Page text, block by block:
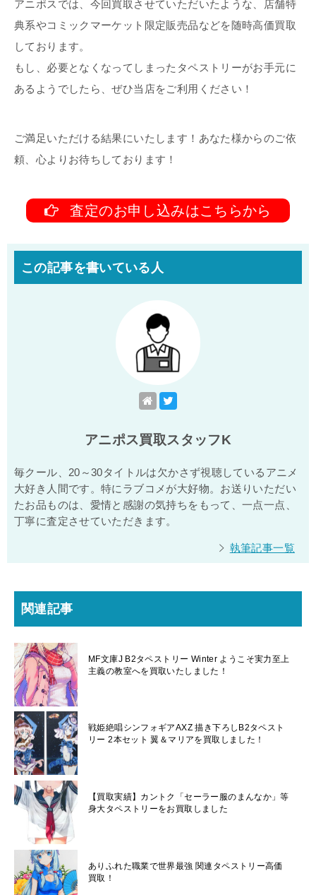
アニポスでは、今回買取させていただいたような、店舗特
典系やコミックマーケット限定販売品などを随時高価買取
しております。
もし、必要となくなってしまったタペストリーがお手元に
あるようでしたら、ぜひ当店をご利用ください！
ご満足いただける結果にいたします！あなた様からのご依
頼、心よりお待ちしております！
査定のお申し込みはこちらから
この記事を書いている人
アニポス買取スタッフK
毎クール、20～30タイトルは欠かさず視聴しているアニメ
大好き人間です。特にラブコメが大好物。お送りいただい
たお品ものは、愛情と感謝の気持ちをもって、一点一点、
丁寧に査定させていただきます。
執筆記事一覧
関連記事
MF文庫J B2タペストリー Winter ようこそ実力至上
主義の教室へを買取いたしました！
戦姫絶唱シンフォギアAXZ 描き下ろしB2タペスト
リー 2本セット 翼＆マリアを買取しました！
【買取実績】カントク「セーラー服のまんなか」等
身大タペストリーをお買取しました
ありふれた職業で世界最強 関連タペストリー高価
買取！